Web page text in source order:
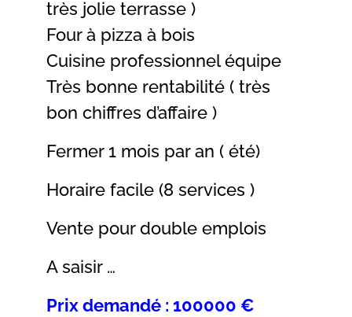
très jolie terrasse )
Four à pizza à bois
Cuisine professionnel équipe
Très bonne rentabilité ( très
bon chiffres d’affaire )
Fermer 1 mois par an ( été)
Horaire facile (8 services )
Vente pour double emplois
A saisir …
Prix demandé : 100000 €